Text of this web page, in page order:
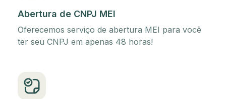
Abertura de CNPJ MEI
Oferecemos serviço de abertura MEI para você
ter seu CNPJ em apenas 48 horas!